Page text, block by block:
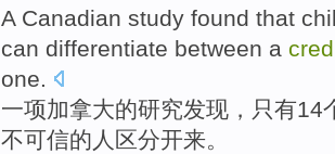
A Canadian study found that
can differentiate between a
one.
一项加拿大的研究发现 ， 只有14
不可信的人 区分开来。